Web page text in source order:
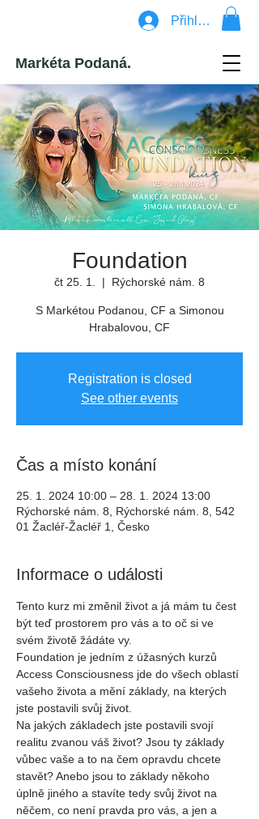
Přihlásit se
Markéta Podaná.
Foundation
čt 25. 1.
  |
Rýchorské nám. 8
S Markétou Podanou, CF a Simonou
Hrabalovou, CF
Registration is closed
See other events
Čas a místo konání
25. 1. 2024 10:00 – 28. 1. 2024 13:00
Rýchorské nám. 8, Rýchorské nám. 8, 542
01 Žacléř-Žacléř 1, Česko
Informace o události
Tento kurz mi změnil život a já mám tu čest
být teď prostorem pro vás a to oč si ve
svém životě žádáte vy.
Foundation je jedním z úžasných kurzů
Access Consciousness jde do všech oblastí
vašeho života a mění základy, na kterých
jste postavili svůj život.
Na jakých základech jste postavili svojí
realitu zvanou váš život? Jsou ty základy
vůbec vaše a to na čem opravdu chcete
stavět? Anebo jsou to základy někoho
úplně jiného a stavíte tedy svůj život na
něčem, co není pravda pro vás, a jen a